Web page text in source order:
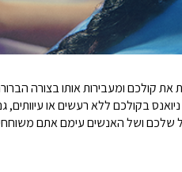
בקולכם ללא רעשים או עיוותים,